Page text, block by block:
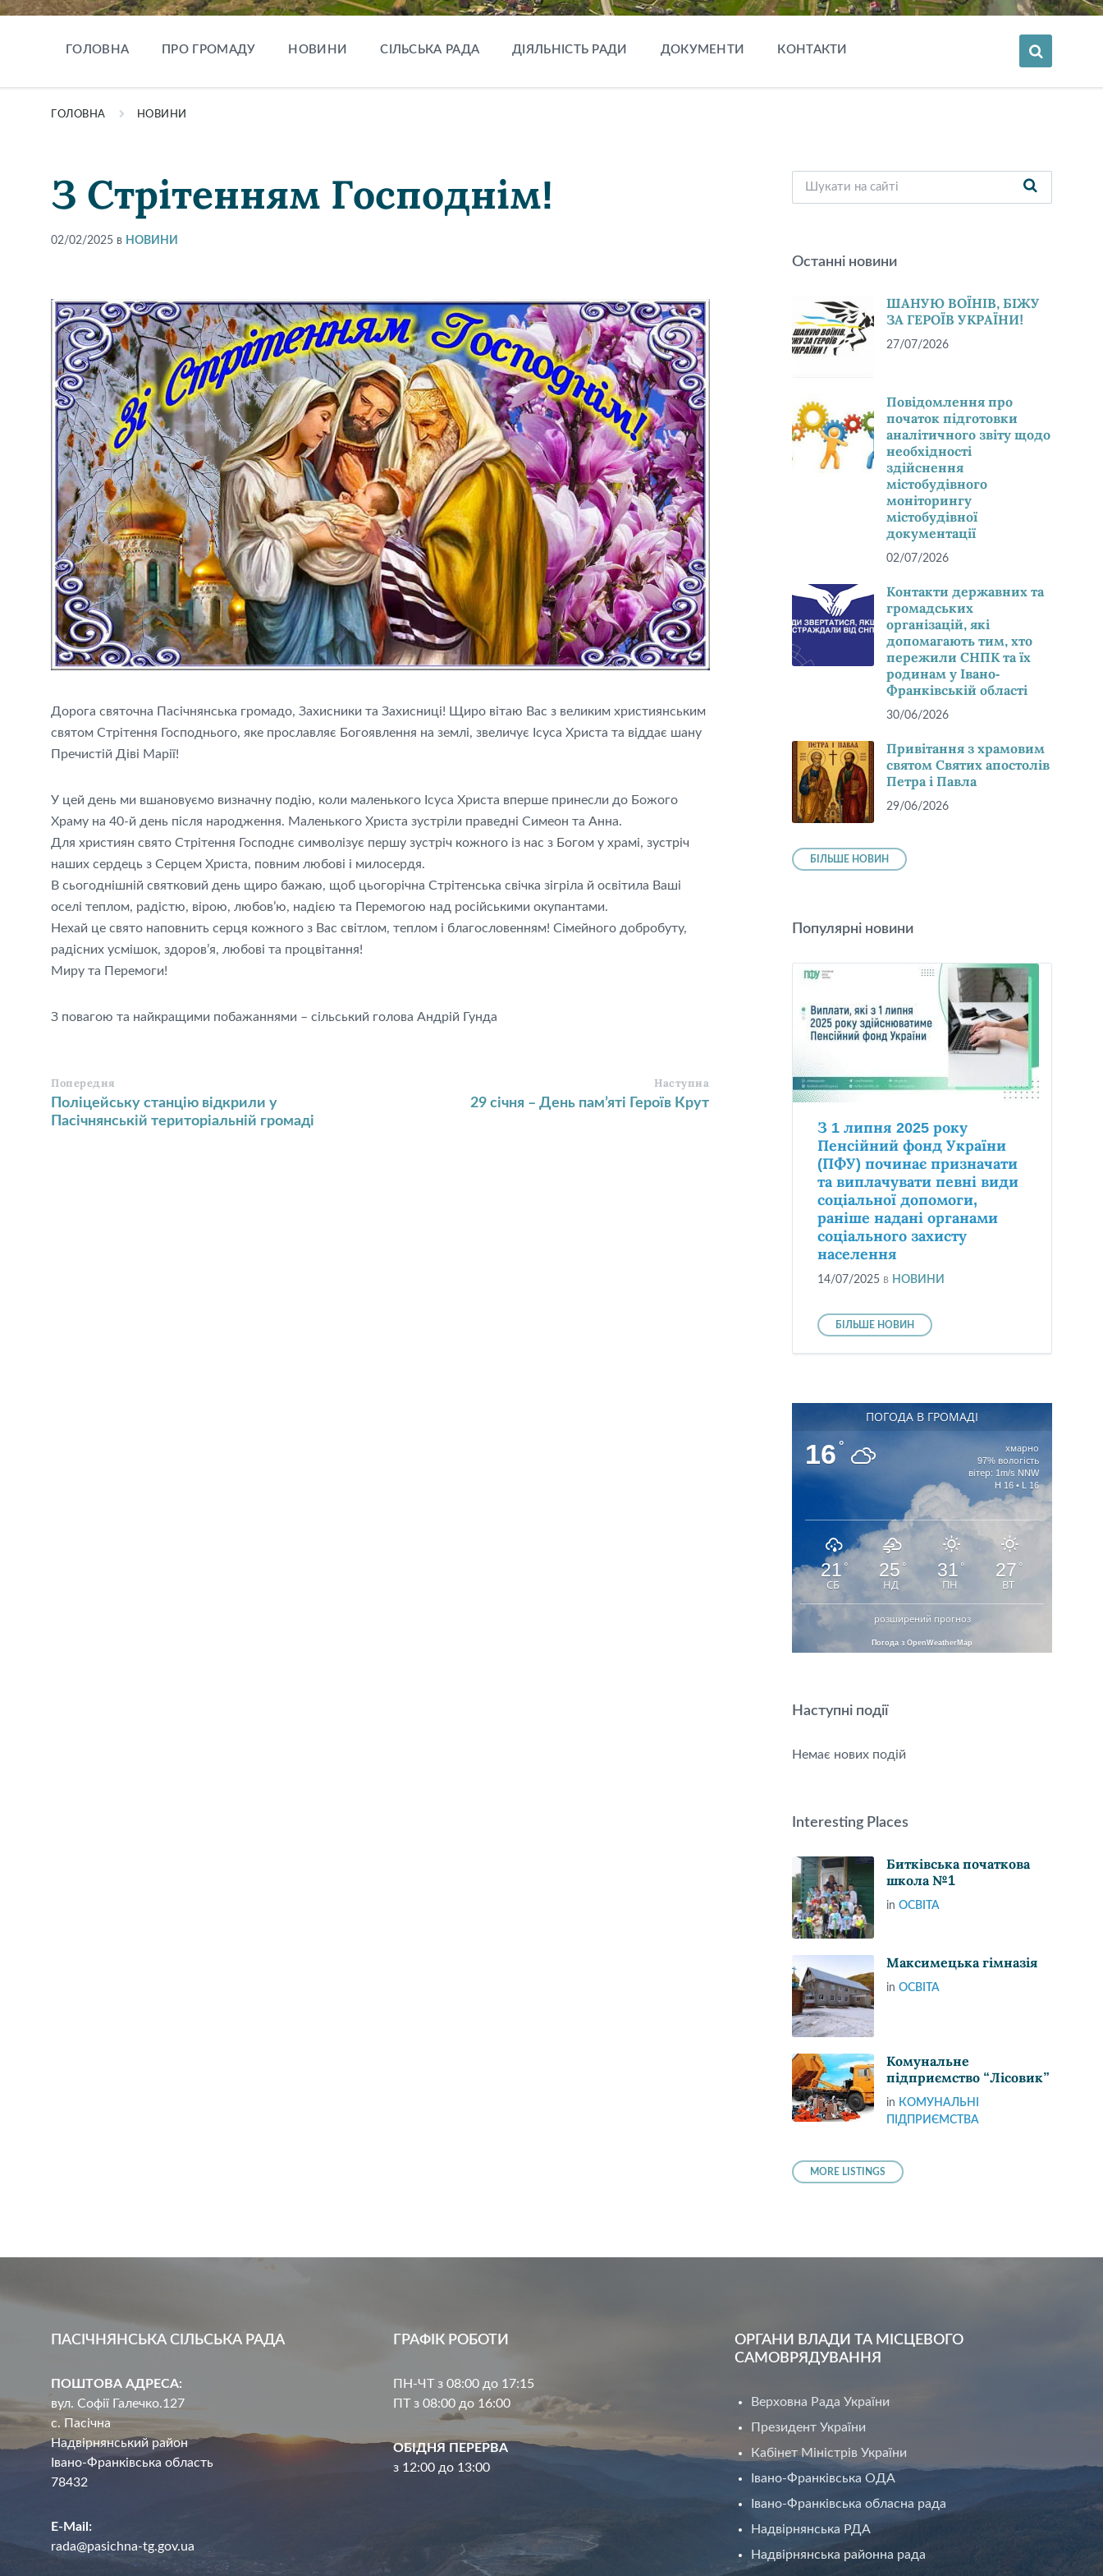
ГОЛОВНА ПРО ГРОМАДУ НОВИНИ СІЛЬСЬКА РАДА ДІЯЛЬНІСТЬ РАДИ ДОКУМЕНТИ КОНТАКТИ
ГОЛОВНА НОВИНИ
З Стрітенням Господнім!
02/02/2025 в НОВИНИ
Дорога святочна Пасічнянська громадо, Захисники та Захисниці! Щиро вітаю Вас з великим християнським
святом Стрітення Господнього, яке прославляє Богоявлення на землі, звеличує Ісуса Христа та віддає шану
Пречистій Діві Марії!
У цей день ми вшановуємо визначну подію, коли маленького Ісуса Христа вперше принесли до Божого
Храму на 40-й день після народження. Маленького Христа зустріли праведні Симеон та Анна.
Для християн свято Стрітення Господнє символізує першу зустріч кожного із нас з Богом у храмі, зустріч
наших сердець з Серцем Христа, повним любові і милосердя.
В сьогоднішній святковий день щиро бажаю, щоб цьогорічна Стрітенська свічка зігріла й освітила Ваші
оселі теплом, радістю, вірою, любов’ю, надією та Перемогою над російськими окупантами.
Нехай це свято наповнить серця кожного з Вас світлом, теплом і благословенням! Сімейного добробуту,
радісних усмішок, здоров’я, любові та процвітання!
Миру та Перемоги!
З повагою та найкращими побажаннями – сільський голова Андрій Гунда
Попередня
Поліцейську станцію відкрили у
Пасічнянській територіальній громаді
Наступна
29 січня – День пам’яті Героїв Крут
Останні новини
ШАНУЮ ВОЇНІВ, БІЖУ
ЗА ГЕРОЇВ УКРАЇНИ!
27/07/2026
Повідомлення про
початок підготовки
аналітичного звіту щодо
необхідності
здійснення
містобудівного
моніторингу
містобудівної
документації
02/07/2026
Контакти державних та
громадських
організацій, які
допомагають тим, хто
пережили СНПК та їх
родинам у Івано-
Франківській області
30/06/2026
Привітання з храмовим
святом Святих апостолів
Петра і Павла
29/06/2026
БІЛЬШЕ НОВИН
Популярні новини
З 1 липня 2025 року
Пенсійний фонд України
(ПФУ) починає призначати
та виплачувати певні види
соціальної допомоги,
раніше надані органами
соціального захисту
населення
14/07/2025 в НОВИНИ
БІЛЬШЕ НОВИН
ПОГОДА В ГРОМАДІ
16 °
хмарно
97% вологість
вітер: 1m/s NNW
H 16 • L 16
21 °
СБ
25 °
НД
31 °
ПН
27 °
ВТ
розширений прогноз
Погода з OpenWeatherMap
Наступні події
Немає нових подій
Interesting Places
Битківська початкова
школа №1
inОСВІТА
Максимецька гімназія
inОСВІТА
Комунальне
підприємство “Лісовик”
in КОМУНАЛЬНІ
ПІДПРИЄМСТВА
MORE LISTINGS
ПАСІЧНЯНСЬКА СІЛЬСЬКА РАДА
ПОШТОВА АДРЕСА:
вул. Софії Галечко.127
с. Пасічна
Надвірнянський район
Івано-Франківська область
78432
E-Mail:
rada@pasichna-tg.gov.ua
ГРАФІК РОБОТИ
ПН-ЧТ з 08:00 до 17:15
ПТ з 08:00 до 16:00
ОБІДНЯ ПЕРЕРВА
з 12:00 до 13:00
ОРГАНИ ВЛАДИ ТА МІСЦЕВОГО
САМОВРЯДУВАННЯ
Верховна Рада України
Президент України
Кабінет Міністрів України
Івано-Франківська ОДА
Івано-Франківська обласна рада
Надвірнянська РДА
Надвірнянська районна рада